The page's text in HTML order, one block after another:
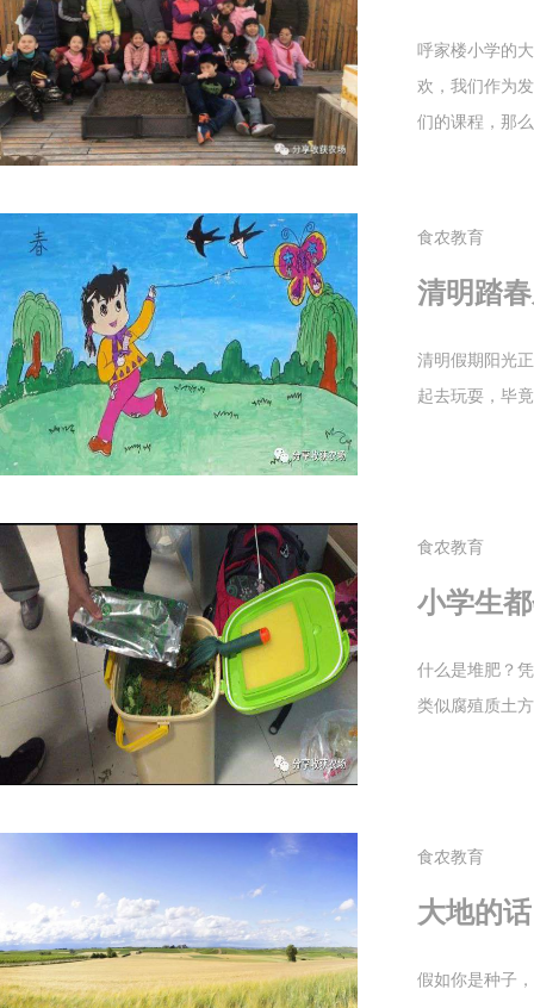
呼家楼小学的
欢，我们作为
们的课程，那
食农教育
清明踏
清明假期阳光
起去玩耍，毕
食农教育
小学生
什么是堆肥？
类似腐殖质土
食农教育
大地的话
假如你是种子